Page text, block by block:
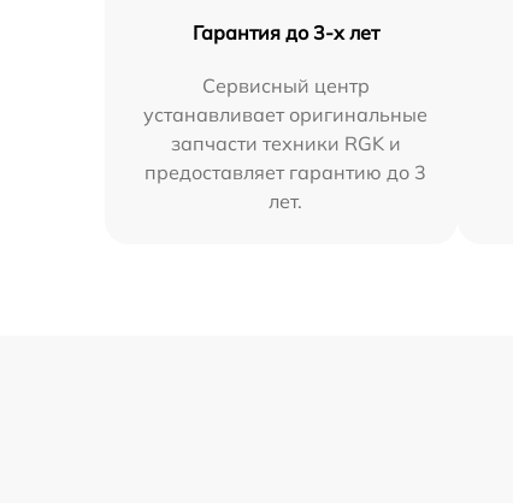
Гарантия до 3-х лет
Сервисный центр
устанавливает оригинальные
запчасти техники RGK и
предоставляет гарантию до 3
лет.